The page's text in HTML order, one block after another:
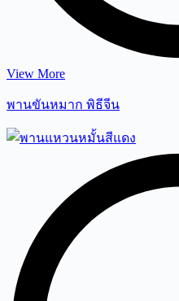
View More
พานขันหมาก พิธีจีน